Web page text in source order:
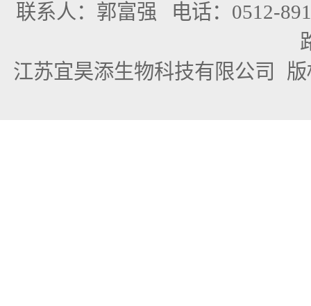
联系人：郭富强 电话：0512-
江苏宜昊添生物科技有限公司